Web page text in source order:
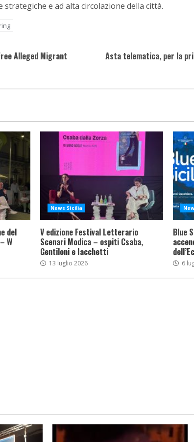
strategiche e ad alta circolazione della città.
Alleged Migrant
Asta telematica, per la
del
W
News Sicilia
V edizione Festival Letterario
Scenari Modica – ospiti Csaba,
Gentiloni e Iacchetti
13 luglio 2026
Blue
6